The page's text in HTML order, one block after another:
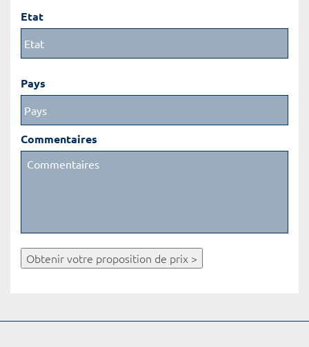
Etat
Pays
Commentaires
Obtenir votre proposition de prix >